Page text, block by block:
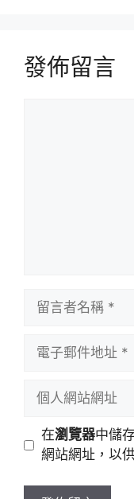
發佈留言
址
站
址
在瀏覽器中儲
網站網址，以